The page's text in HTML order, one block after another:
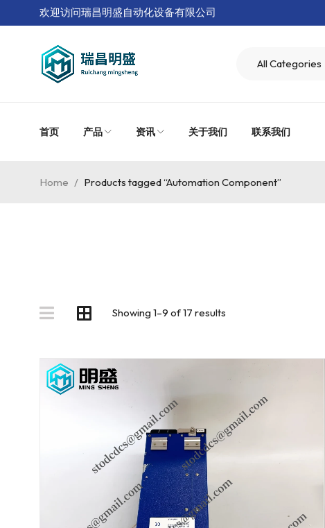
欢迎访问瑞昌明盛自动化设备有限公司
首页 产品 资讯 关于我们 联系我们
Home / Products tagged “Automation Component”
Showing 1–9 of 17 results